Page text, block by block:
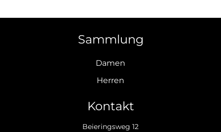
Sammlung
Damen
Herren
Kontakt
Beieringsweg 12